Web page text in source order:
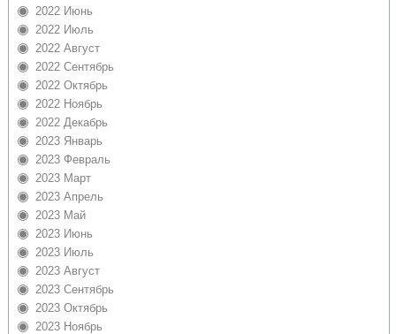
2022 Июнь
2022 Июль
2022 Август
2022 Сентябрь
2022 Октябрь
2022 Ноябрь
2022 Декабрь
2023 Январь
2023 Февраль
2023 Март
2023 Апрель
2023 Май
2023 Июнь
2023 Июль
2023 Август
2023 Сентябрь
2023 Октябрь
2023 Ноябрь